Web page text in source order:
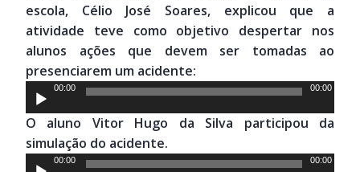
escola, Célio José Soares, explicou que a
atividade teve como objetivo despertar nos
alunos ações que devem ser tomadas ao
presenciarem um acidente:
Tocador
de
áudio
00:00 00:00
O aluno Vitor Hugo da Silva participou da
simulação do acidente.
Tocador
00:00 00:00